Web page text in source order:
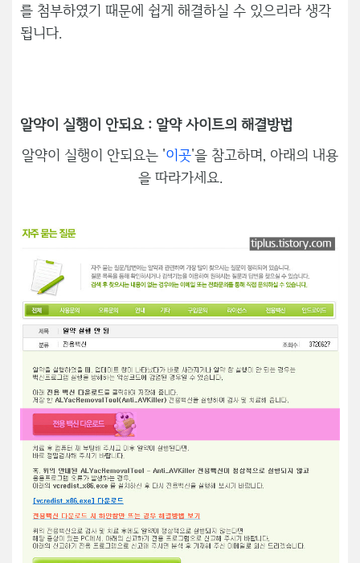
를 첨부하였기 때문에 쉽게 해결하실 수 있으리라 생각
됩니다.
알약이 실행이 안되요 : 알약 사이트의 해결방법
알약이 실행이 안되요는 '이곳'을 참고하며, 아래의 내용
을 따라가세요.